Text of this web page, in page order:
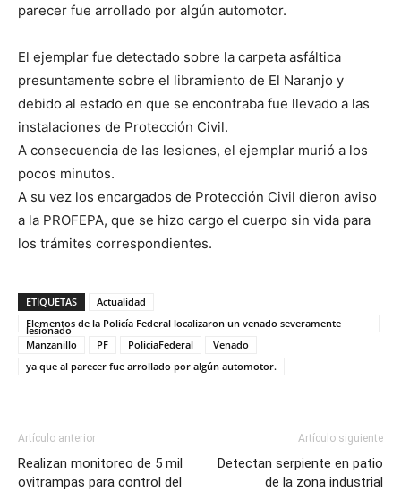
parecer fue arrollado por algún automotor.
El ejemplar fue detectado sobre la carpeta asfáltica
presuntamente sobre el libramiento de El Naranjo y
debido al estado en que se encontraba fue llevado a las
instalaciones de Protección Civil.
A consecuencia de las lesiones, el ejemplar murió a los
pocos minutos.
A su vez los encargados de Protección Civil dieron aviso
a la PROFEPA, que se hizo cargo el cuerpo sin vida para
los trámites correspondientes.
ETIQUETAS
Actualidad
Elementos de la Policía Federal localizaron un venado severamente
lesionado
Manzanillo
PF PolicíaFederal
Venado
ya que al parecer fue arrollado por algún automotor.
Artículo anterior
Realizan monitoreo de 5 mil
ovitrampas para control del
Artículo siguiente
Detectan serpiente en patio
de la zona industrial